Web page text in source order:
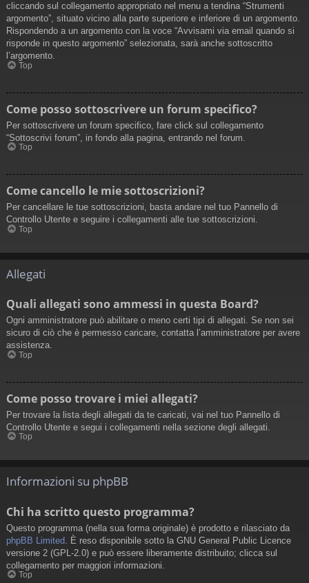
cliccando sul collegamento appropriato nel menu a tendina “Strumenti
argomento”, situato vicino alla parte superiore e inferiore di un argomento.
Rispondendo a un argomento con la voce “Avvisami via email quando si
risponde in questo argomento” selezionata, sarà anche sottoscritto
l’argomento.
Top
Come posso sottoscrivere un forum specifico?
Per sottoscrivere un forum specifico, fare click sul collegamento
“Sottoscrivi forum”, in fondo alla pagina, entrando nel forum.
Top
Come cancello le mie sottoscrizioni?
Per cancellare le tue sottoscrizioni, basta andare nel tuo Pannello di
Controllo Utente e seguire i collegamenti alle tue sottoscrizioni.
Top
Allegati
Quali allegati sono ammessi in questa Board?
Ogni amministratore può abilitare o meno certi tipi di allegati. Se non sei
sicuro di ciò che è permesso caricare, contatta l’amministratore per avere
assistenza.
Top
Come posso trovare i miei allegati?
Per trovare la lista degli allegati da te caricati, vai nel tuo Pannello di
Controllo Utente e segui i collegamenti nella sezione degli allegati.
Top
Informazioni su phpBB
Chi ha scritto questo programma?
Questo programma (nella sua forma originale) è prodotto e rilasciato da
phpBB Limited . È reso disponibile sotto la GNU General Public Licence
versione 2 (GPL-2.0) e può essere liberamente distribuito; clicca sul
collegamento per maggiori informazioni.
Top